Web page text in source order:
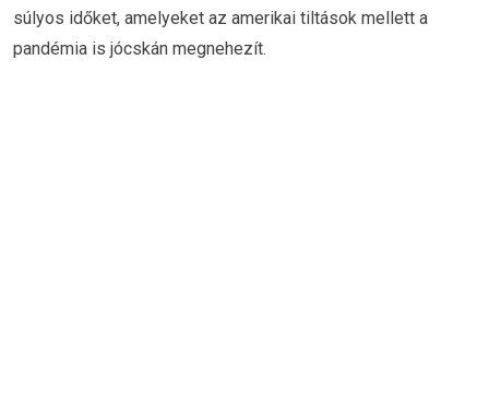
súlyos időket, amelyeket az amerikai tiltások mellett a
pandémia is jócskán megnehezít.